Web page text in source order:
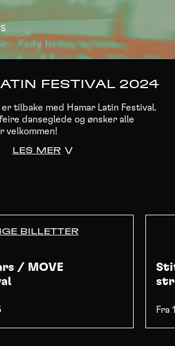
FESTIVAL 2024
er tilbake med Hamar Latin Festival.
danseglede og ønsker alle
velkommen!
LES MER
BILLETTER
/ MOVE
Fra